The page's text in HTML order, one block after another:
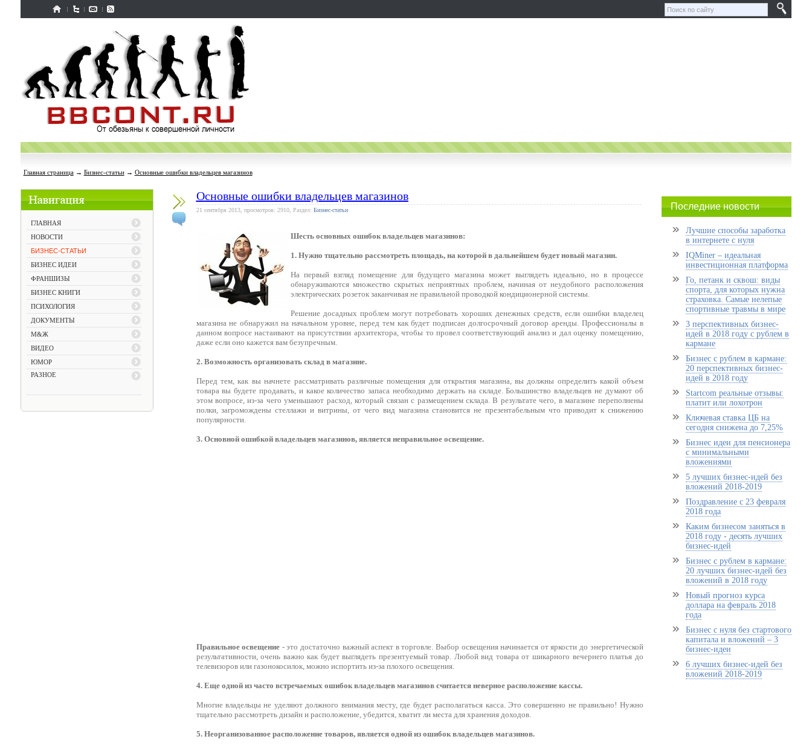
Главная страница→ Бизнес-статьи→ Основные ошибки владельцев магазинов
ГЛАВНАЯ
НОВОСТИ
БИЗНЕС-СТАТЬИ
БИЗНЕС ИДЕИ
ФРАНШИЗЫ
БИЗНЕС КНИГИ
ПСИХОЛОГИЯ
ДОКУМЕНТЫ
М&Ж
ВИДЕО
ЮМОР
РАЗНОЕ
Основные ошибки владельцев магазинов
21 сентября 2013, просмотров: 2910, Раздел: Бизнес-статьи
Шесть основных ошибок владельцев магазинов:
1. Нужно тщательно рассмотреть площадь, на которой в дальнейшем будет новый магазин.
На первый взгляд помещение для будущего магазина может выглядеть идеально, но в процессе
обнаруживаются множество скрытых неприятных проблем, начиная от неудобного расположения
электрических розеток заканчивая не правильной проводкой кондиционерной системы.
Решение досадных проблем могут потребовать хороших денежных средств, если ошибки владелец
магазина не обнаружил на начальном уровне, перед тем как будет подписан долгосрочный договор аренды. Профессионалы в
данном вопросе настаивают на присутствии архитектора, чтобы то провел соответствующий анализ и дал оценку помещению,
даже если оно кажется вам безупречным.
2. Возможность организовать склад в магазине.
Перед тем, как вы начнете рассматривать различные помещения для открытия магазина, вы должны определить какой объем
товара вы будете продавать, и какое количество запаса необходимо держать на складе. Большинство владельцев не думают об
этом вопросе, из-за чего уменьшают расход, который связан с размещением склада. В результате чего, в магазине переполнены
полки, загромождены стеллажи и витрины, от чего вид магазина становится не презентабельным что приводит к снижению
популярности.
3. Основной ошибкой владельцев магазинов, является неправильное освещение.
Правильное освещение - это достаточно важный аспект в торговле. Выбор освещения начинается от яркости до энергетической
результативности, очень важно как будет выглядеть презентуемый товар. Любой вид товара от шикарного вечернего платья до
телевизоров или газонокосилок, можно испортить из-за плохого освещения.
4. Еще одной из часто встречаемых ошибок владельцев магазинов считается неверное расположение кассы.
Многие владельцы не уделяют должного внимания месту, где будет располагаться касса. Это совершенно не правильно! Нужно
тщательно рассмотреть дизайн и расположение, убедится, хватит ли места для хранения доходов.
5. Неорганизованное расположение товаров, является одной из ошибок владельцев магазинов.
Последние новости
Лучшие способы заработка
в интернете с нуля
IQMiner – идеальная
инвестиционная платформа
Го, петанк и сквош: виды
спорта, для которых нужна
страховка. Самые нелепые
спортивные травмы в мире
3 перспективных бизнес-
идей в 2018 году с рублем в
кармане
Бизнес с рублем в кармане:
20 перспективных бизнес-
идей в 2018 году
Startcom реальные отзывы:
платит или лохотрон
Ключевая ставка ЦБ на
сегодня снижена до 7,25%
Бизнес идеи для пенсионера
с минимальными
вложениями
5 лучших бизнес-идей без
вложений 2018-2019
Поздравление с 23 февраля
2018 года
Каким бизнесом заняться в
2018 году - десять лучших
бизнес-идей
Бизнес с рублем в кармане:
20 лучших бизнес-идей без
вложений в 2018 году
Новый прогноз курса
доллара на февраль 2018
года
Бизнес с нуля без стартового
капитала и вложений – 3
бизнес-идеи
6 лучших бизнес-идей без
вложений 2018-2019